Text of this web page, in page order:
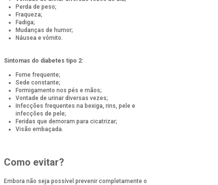
Perda de peso;
Fraqueza;
Fadiga;
Mudanças de humor;
Náusea e vômito.
Sintomas do diabetes tipo 2:
Fome frequente;
Sede constante;
Formigamento nos pés e mãos;
Vontade de urinar diversas vezes;
Infecções frequentes na bexiga, rins, pele e
infecções de pele;
Feridas que demoram para cicatrizar;
Visão embaçada.
Como evitar?
Embora não seja possível prevenir completamente o